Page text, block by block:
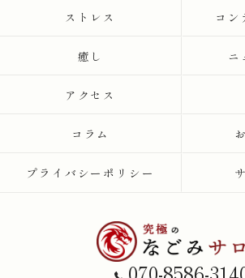
ストレス コン
癒し ニ
アクセス
コラム
プライバシーポリシー